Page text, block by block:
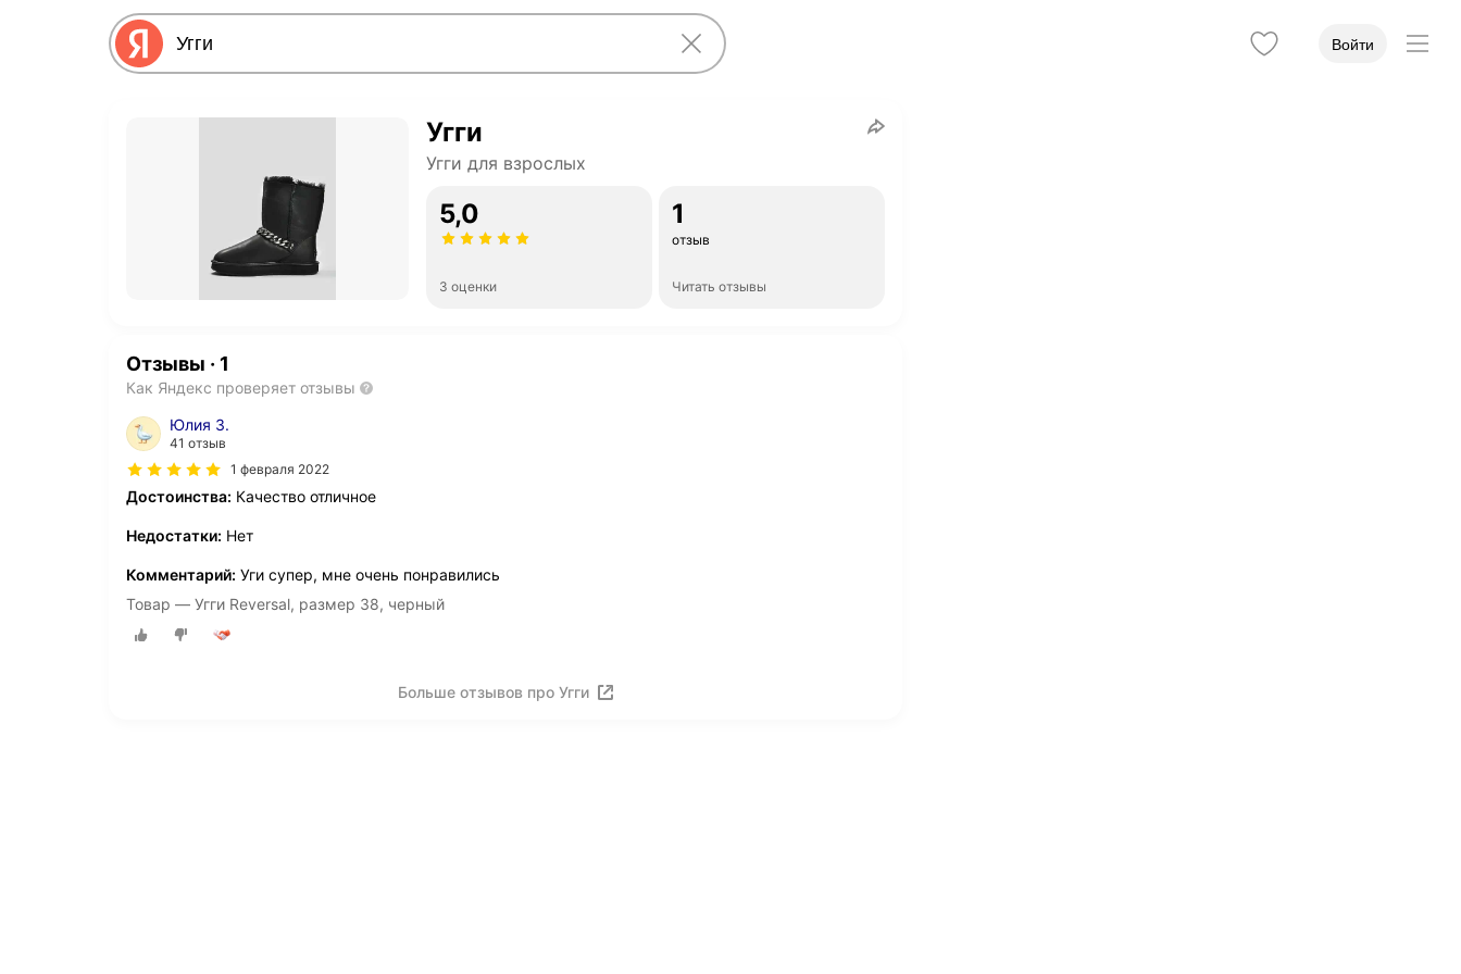
Войти
Угги
Угги для взрослых
5,0
3 оценки
1
отзыв
Читать отзывы
Отзывы · 1
Как Яндекс проверяет отзывы
Юлия З.
41 отзыв
1 февраля 2022
Достоинства: Качество отличное
Недостатки: Нет
Комментарий: Уги супер, мне очень понравились
Товар — Угги Reversal, размер 38, черный
Больше отзывов про Угги